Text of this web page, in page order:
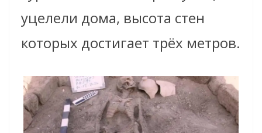
уцелели дома, высота стен
которых достигает трёх метров.